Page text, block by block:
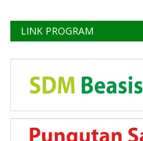
LINK PROGRAM